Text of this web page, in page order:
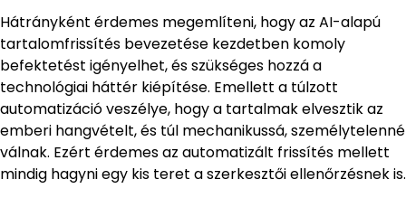
Hátrányként érdemes megemlíteni, hogy az AI-alapú
tartalomfrissítés bevezetése kezdetben komoly
befektetést igényelhet, és szükséges hozzá a
technológiai háttér kiépítése. Emellett a túlzott
automatizáció veszélye, hogy a tartalmak elvesztik az
emberi hangvételt, és túl mechanikussá, személytelenné
válnak. Ezért érdemes az automatizált frissítés mellett
mindig hagyni egy kis teret a szerkesztői ellenőrzésnek is.